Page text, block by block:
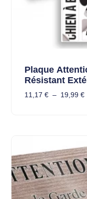
Plaque
Résistant
11,17 € – 19,99 €